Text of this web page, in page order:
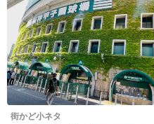
街かど小ネタ